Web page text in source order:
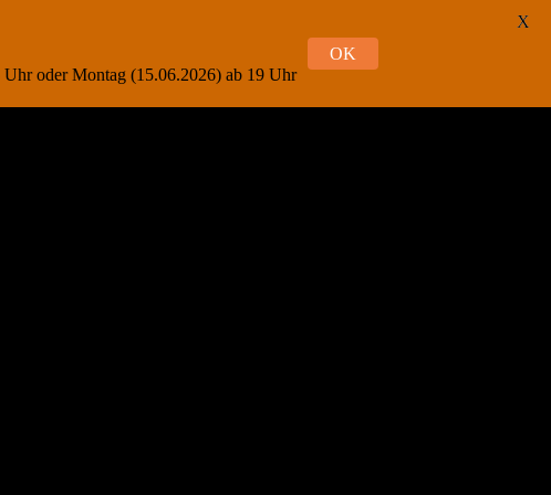
oder Montag (15.06.2026) ab 19 Uhr
OK
X